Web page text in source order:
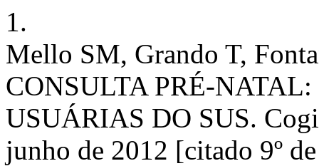
1.
Mello SM, Grando T,
CONSULTA PRÉ-
USUÁRIAS DO SUS.
junho de 2012 [citado 9º